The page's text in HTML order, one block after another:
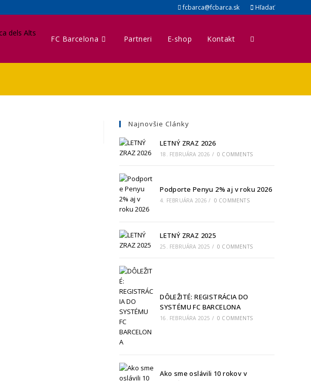
fcbarca@fcbarca.sk Hľadať
FC Barcelona Partneri E-shop Kontakt Toggle
Najnovšie Clánky
LETNÝ ZRAZ 2026
18. FEBRUÁRA 2026 / 0 COMMENTS
Podporte Penyu 2% aj v roku 2026
4. FEBRUÁRA 2026 / 0 COMMENTS
LETNÝ ZRAZ 2025
25. FEBRUÁRA 2025 / 0 COMMENTS
DÔLEŽITÉ: REGISTRÁCIA DO
SYSTÉMU FC BARCELONA
16. FEBRUÁRA 2025 / 0 COMMENTS
Ako sme oslávili 10 rokov v